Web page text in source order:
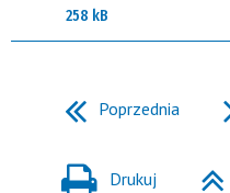
258 kB
Poprzednia
Drukuj